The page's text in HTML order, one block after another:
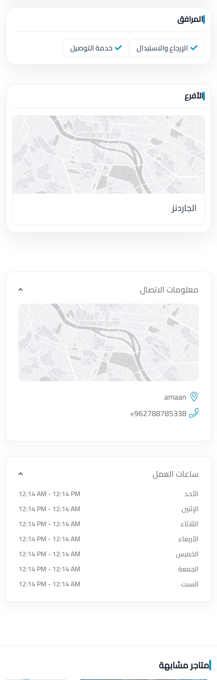
المرافق
الإرجاع والاستبدال خدمة التوصيل
الأفرع
الجاردنز
معلومات الاتصال
اضغط لتحميل الموقع
amaan
+962788785338
ساعات العمل
الأحد
12:14 AM - 12:14 PM
الإثنين
12:14 PM - 12:14 AM
الثلاثاء
12:14 PM - 12:14 AM
الأربعاء
12:14 PM - 12:14 AM
الخميس
12:14 PM - 12:14 AM
الجمعة
12:14 PM - 12:14 AM
السبت
12:14 PM - 12:14 AM
متاجر مشابهة